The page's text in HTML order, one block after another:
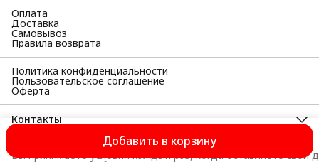
Добавить в корзину
Оплата
Доставка
Самовывоз
Правила возврата
Политика конфиденциальности
Пользовательское соглашение
Оферта
Контакты
398055, Липецкая область, г Липецк, Московская ул, д. 38а,
офис 33
Вы принимаете условия каждый раз, когда оставляете